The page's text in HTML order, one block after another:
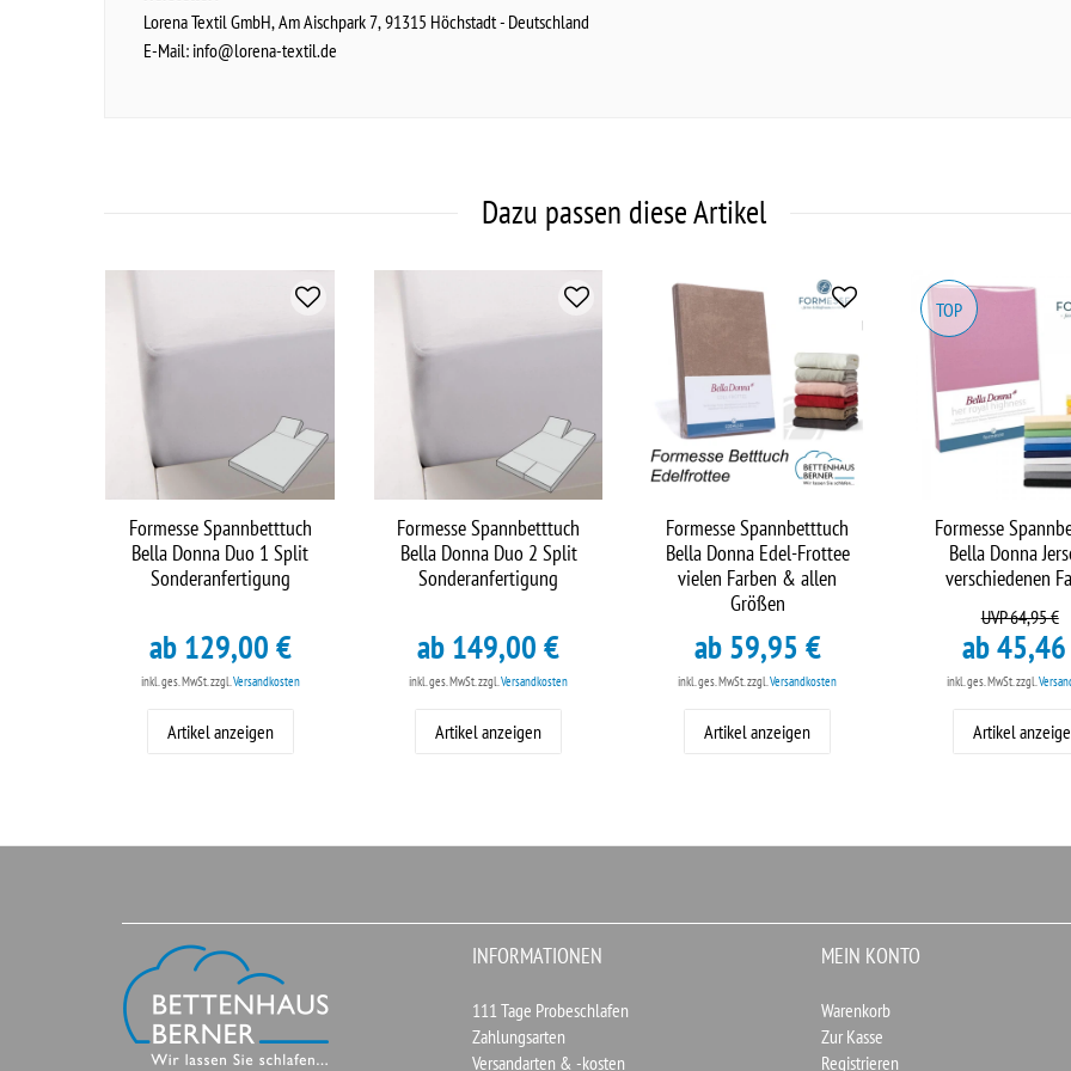
Lorena Textil GmbH Am Aischpark7 91315 Höchstadt Deutschland
E-Mail: info@lorena-textil.de
Dazu passen diese Artikel
Formesse Spannbetttuch
Bella Donna Duo 1 Split
Sonderanfertigung
ab 129,00 €
inkl. ges. MwSt.zzgl.Versandkosten
Artikel anzeigen
Formesse Spannbetttuch
Bella Donna Duo 2 Split
Sonderanfertigung
ab 149,00 €
inkl. ges. MwSt.zzgl.Versandkosten
Artikel anzeigen
Formesse Spannbetttuch
Bella Donna Edel-Frottee
vielen Farben & allen
Größen
ab 59,95 €
inkl. ges. MwSt.zzgl.Versandkosten
Artikel anzeigen
TOP
Formesse
Bella Donna
verschiedenen
UVP 64,95 €
ab
inkl. ges. MwSt.zzgl.
Artikel
INFORMATIONEN
111 Tage Probeschlafen
Zahlungsarten
Versandarten & -kosten
MEIN KONTO
Warenkorb
Zur Kasse
Registrieren